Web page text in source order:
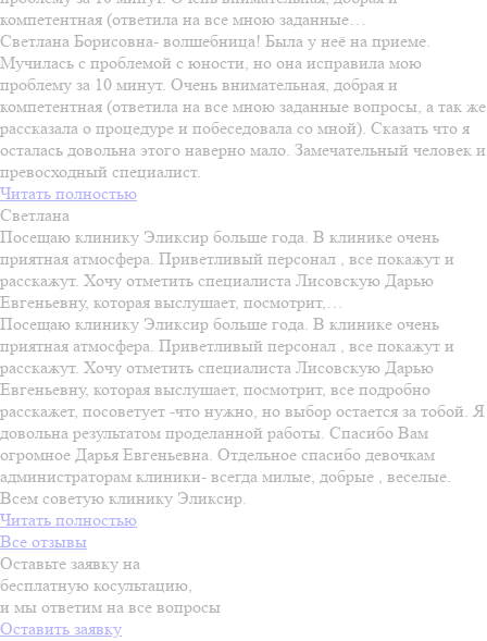
компетентная (ответила на все мною заданные…
Светлана Борисовна- волшебница! Была у неё на приеме.
Мучилась с проблемой с юности, но она исправила мою
проблему за 10 минут. Очень внимательная, добрая и
компетентная (ответила на все мною заданные вопросы, а так же
рассказала о процедуре и побеседовала со мной). Сказать что я
осталась довольна этого наверно мало. Замечательный человек и
превосходный специалист.
Читать полностью
Светлана
Посещаю клинику Эликсир больше года. В клинике очень
приятная атмосфера. Приветливый персонал , все покажут и
расскажут. Хочу отметить специалиста Лисовскую Дарью
Евгеньевну, которая выслушает, посмотрит,…
Посещаю клинику Эликсир больше года. В клинике очень
приятная атмосфера. Приветливый персонал , все покажут и
расскажут. Хочу отметить специалиста Лисовскую Дарью
Евгеньевну, которая выслушает, посмотрит, все подробно
расскажет, посоветует -что нужно, но выбор остается за тобой. Я
довольна результатом проделанной работы. Спасибо Вам
огромное Дарья Евгеньевна. Отдельное спасибо девочкам
администраторам клиники- всегда милые, добрые , веселые.
Всем советую клинику Эликсир.
Читать полностью
Все отзывы
Оставьте заявку на
бесплатную косультацию,
и мы ответим на все вопросы
Оставить заявку